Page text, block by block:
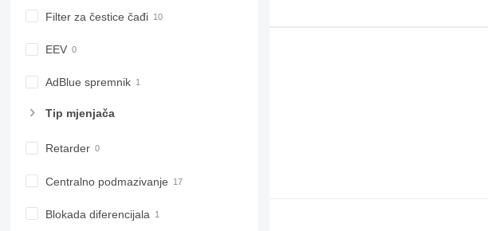
Filter za čestice čađi
EEV
AdBlue spremnik
Tip mјenjača
Retarder
Centralno podmazivanje
Blokada diferencijala